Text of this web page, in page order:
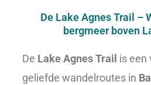
De Lake Agnes Trail –
bergmeer boven
De Lake Agnes Trail is een
geliefde wandelroutes in